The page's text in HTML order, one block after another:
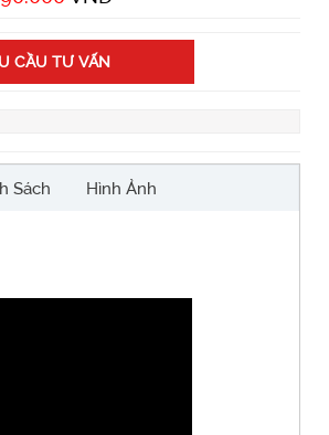
CẦU TƯ VẤN
Sách Hình Ảnh